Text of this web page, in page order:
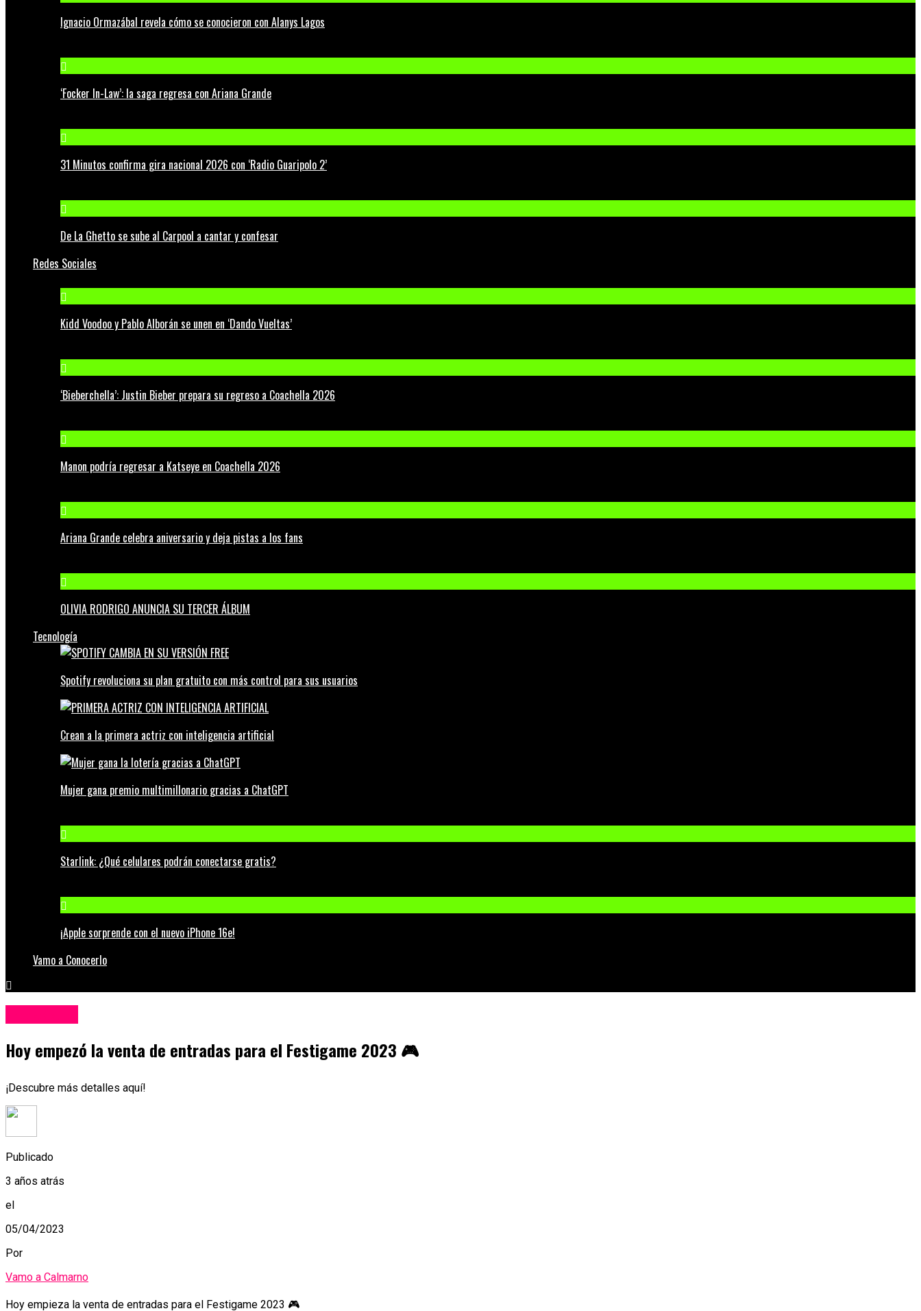
Ignacio Ormazábal revela cómo se conocieron con Alanys Lagos
‘Focker In-Law’: la saga regresa con Ariana Grande
31 Minutos confirma gira nacional 2026 con ‘Radio Guaripolo 2’
De La Ghetto se sube al Carpool a cantar y confesar
Redes Sociales
Kidd Voodoo y Pablo Alborán se unen en ‘Dando Vueltas’
‘Bieberchella’: Justin Bieber prepara su regreso a Coachella 2026
Manon podría regresar a Katseye en Coachella 2026
Ariana Grande celebra aniversario y deja pistas a los fans
OLIVIA RODRIGO ANUNCIA SU TERCER ÁLBUM
Tecnología
Spotify revoluciona su plan gratuito con más control para sus usuarios
Crean a la primera actriz con inteligencia artificial
Mujer gana premio multimillonario gracias a ChatGPT
Starlink: ¿Qué celulares podrán conectarse gratis?
¡Apple sorprende con el nuevo iPhone 16e!
Vamo a Conocerlo
Hoy empezó la venta de entradas para el Festigame 2023 🎮
¡Descubre más detalles aquí!
Publicado
3 años atrás
el
05/04/2023
Por
Vamo a Calmarno
Hoy empieza la venta de entradas para el Festigame 2023 🎮